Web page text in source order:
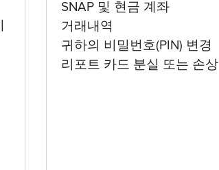
SNAP 및 현금 계좌
거래내역
귀하의 비밀번호(PIN) 변경
리포트 카드 분실 또는 손상